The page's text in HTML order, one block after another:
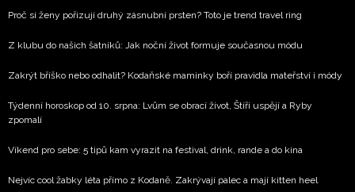
ČLÁNKY
Proč si ženy pořizují druhý zásnubní prsten? Toto je trend travel ring
Z klubu do našich šatníků: Jak noční život formuje současnou módu
Zakrýt bříško nebo odhalit? Kodaňské maminky boří pravidla mateřství i módy
Týdenní horoskop od 10. srpna: Lvům se obrací život, Štíři uspějí a Ryby
zpomalí
Víkend pro sebe: 5 tipů kam vyrazit na festival, drink, rande a do kina
Nejvíc cool žabky léta přímo z Kodaně. Zakrývají palec a mají kitten heel